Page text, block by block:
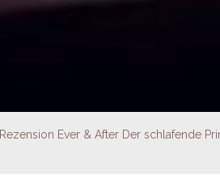
Rezension Ever & After Der schlafende